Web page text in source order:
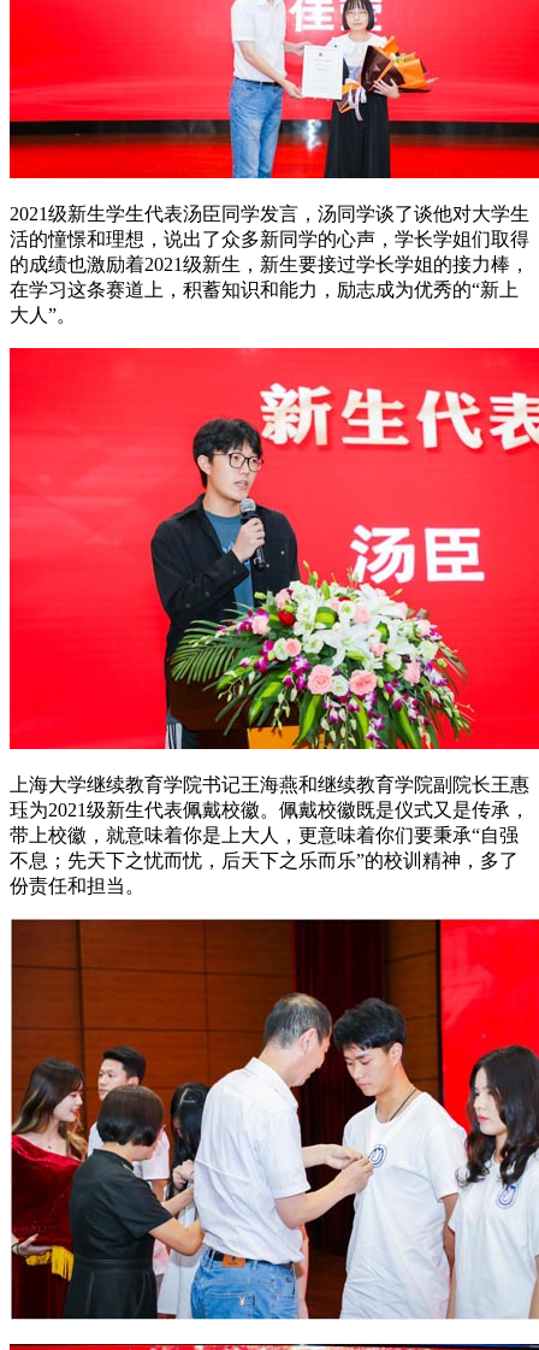
2021级新生学生代表汤臣同学发言，汤同学谈了谈他对大学生
活的憧憬和理想，说出了众多新同学的心声，学长学姐们取得
的成绩也激励着2021级新生，新生要接过学长学姐的接力棒，
在学习这条赛道上，积蓄知识和能力，励志成为优秀的“新上
大人”。
上海大学继续教育学院书记王海燕和继续教育学院副院长王惠
珏为2021级新生代表佩戴校徽。佩戴校徽既是仪式又是传承，
带上校徽，就意味着你是上大人，更意味着你们要秉承“自强
不息；先天下之忧而忧，后天下之乐而乐”的校训精神，多了
份责任和担当。